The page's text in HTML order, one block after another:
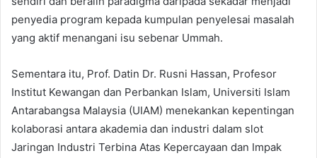
penyedia program kepada kumpulan penyelesai masalah
yang aktif menangani isu sebenar Ummah.
Sementara itu, Prof. Datin Dr. Rusni Hassan, Profesor
Institut Kewangan dan Perbankan Islam, Universiti Islam
Antarabangsa Malaysia (UIAM) menekankan kepentingan
kolaborasi antara akademia dan industri dalam slot
Jaringan Industri Terbina Atas Kepercayaan dan Impak